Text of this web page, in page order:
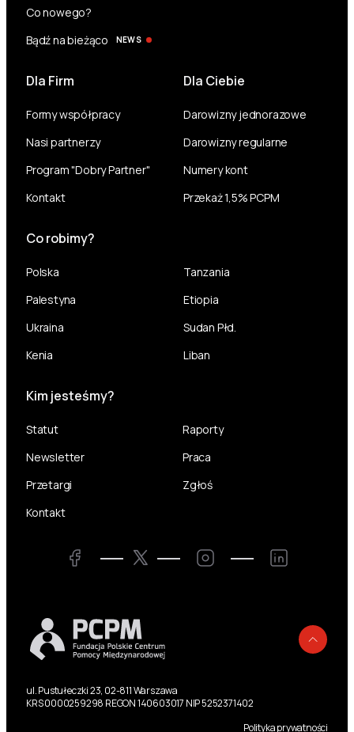
Co nowego?
Bądź na bieżąco
NEWS
Dla Firm
Formy współpracy
Nasi partnerzy
Program "Dobry Partner"
Kontakt
Dla Ciebie
Darowizny jednorazowe
Darowizny regularne
Numery kont
Przekaż 1,5% PCPM
Co robimy?
Polska
Palestyna
Ukraina
Kenia
Tanzania
Etiopia
Sudan Płd.
Liban
Kim jesteśmy?
Statut
Raporty
Newsletter
Praca
Przetargi
Zgłoś
Kontakt
Facebook Twitter Instagram LinkedIn
ul. Pustułeczki 23, 02-811 Warszawa
KRS 0000259298 REGON 140603017 NIP 5252371402
Polityka prywatności